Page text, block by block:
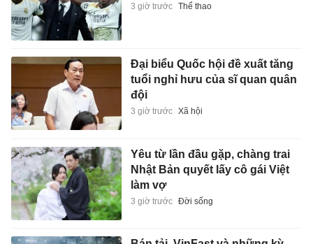
3 giờ trước Thể thao
Đại biểu Quốc hội đề xuất tăng
tuổi nghỉ hưu của sĩ quan quân
đội
3 giờ trước Xã hội
Yêu từ lần đầu gặp, chàng trai
Nhật Bản quyết lấy cô gái Việt
làm vợ
3 giờ trước Đời sống